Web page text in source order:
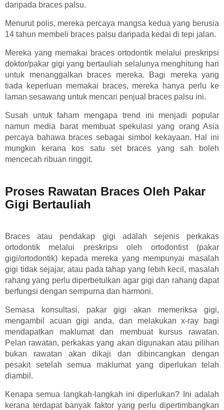
daripada braces palsu.
Menurut polis, mereka percaya mangsa kedua yang berusia
14 tahun membeli braces palsu daripada kedai di tepi jalan.
Mereka yang memakai braces ortodontik melalui preskripsi
doktor/pakar gigi yang bertauliah selalunya menghitung hari
untuk menanggalkan braces mereka. Bagi mereka yang
tiada keperluan memakai braces, mereka hanya perlu ke
laman sesawang untuk mencari penjual braces palsu ini.
Susah untuk faham mengapa trend ini menjadi popular
namun media barat membuat spekulasi yang orang Asia
percaya bahawa braces sebagai simbol kekayaan. Hal ini
mungkin kerana kos satu set braces yang sah boleh
mencecah ribuan ringgit.
Proses Rawatan Braces Oleh Pakar
Gigi Bertauliah
Braces atau pendakap gigi adalah sejenis perkakas
ortodontik melalui preskripsi oleh ortodontist (pakar
gigi/ortodontik) kepada mereka yang mempunyai masalah
gigi tidak sejajar, atau pada tahap yang lebih kecil, masalah
rahang yang perlu diperbetulkan agar gigi dan rahang dapat
berfungsi dengan sempurna dan harmoni.
Semasa konsultasi, pakar gigi akan memeriksa gigi,
mengambil acuan gigi anda, dan melakukan x-ray bagi
mendapatkan maklumat dan membuat kursus rawatan.
Pelan rawatan, perkakas yang akan digunakan atau pilihan
bukan rawatan akan dikaji dan dibincangkan dengan
pesakit setelah semua maklumat yang diperlukan telah
diambil.
Kenapa semua langkah-langkah ini diperlukan? Ini adalah
kerana terdapat banyak faktor yang perlu dipertimbangkan